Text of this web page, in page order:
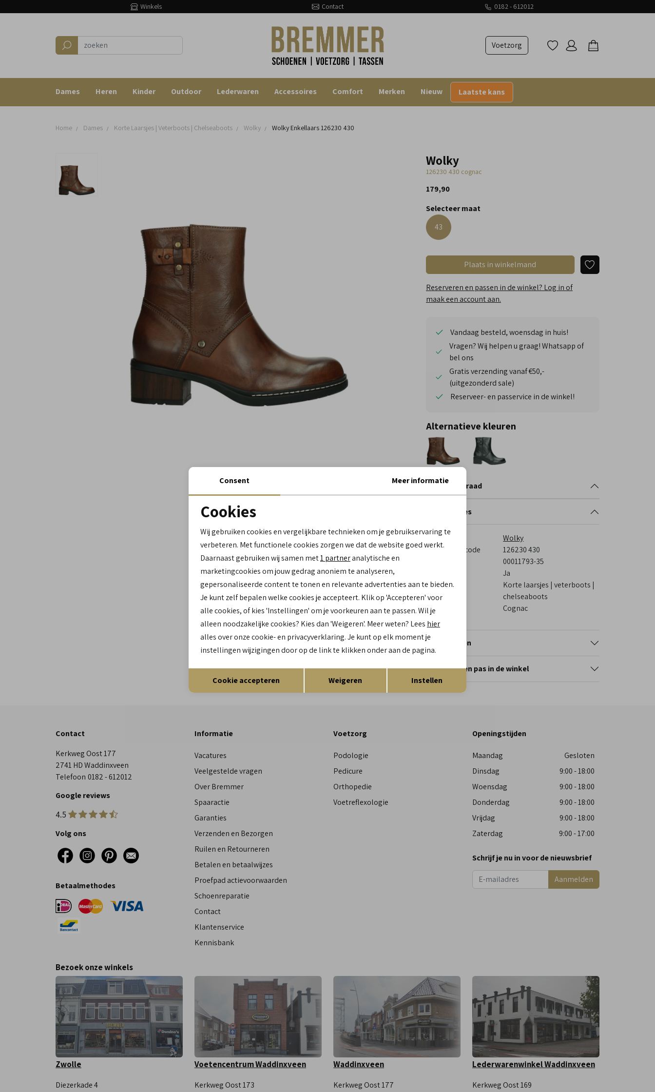
Winkels Contact 0182 - 612012
Voetzorg
Dames Heren Kinder Outdoor Lederwaren Accessoires Comfort Merken Nieuw Laatste kans
Home Dames Korte Laarsjes | Veterboots | Chelseaboots Wolky Wolky Enkellaars126230 430
Wolky
126230 430 cognac
179,90
Selecteer maat
43
Plaats in winkelmand
Reserveren en passen in de winkel? Log in of
maak een account aan.
Vandaag besteld, woensdag in huis!
Vragen? Wij helpen u graag! Whatsapp of
bel ons
Gratis verzending vanaf €50,-
(uitgezonderd sale)
Reserveer- en passervice in de winkel!
Alternatieve kleuren
Winkelvoorraad
Specificaties
Merk
Wolky
Leveranciercode
126230 430
00011793-35
Ja
Categorie
Korte laarsjes | veterboots |
chelseaboots
Kleur
Cognac
Retourneren
Reserveer en pas in de winkel
Contact
Kerkweg Oost 177
2741 HD Waddinxveen
Telefoon 0182 - 612012
Google reviews
4.5
Volg ons
Betaalmethodes
Informatie
Vacatures
Veelgestelde vragen
Over Bremmer
Spaaractie
Garanties
Verzenden en Bezorgen
Ruilen en Retourneren
Betalen en betaalwijzes
Proefpad actievoorwaarden
Schoenreparatie
Contact
Klantenservice
Kennisbank
Voetzorg
Podologie
Pedicure
Orthopedie
Voetreflexologie
Openingstijden
Maandag
Gesloten
Dinsdag
9:00 - 18:00
Woensdag
9:00 - 18:00
Donderdag
9:00 - 18:00
Vrijdag
9:00 - 18:00
Zaterdag
9:00 - 17:00
Schrijf je nu in voor de nieuwsbrief
Aanmelden
Bezoek onze winkels
Zwolle
Diezerkade 4
Voetencentrum Waddinxveen
Kerkweg Oost 173
Waddinxveen
Kerkweg Oost 177
Lederwarenwinkel Waddinxveen
Kerkweg Oost 169
Noodzakelijke cookies
Analytische cookies Marketing cookies
Terug Opslaan
Consent Meer informatie
Cookies
Wij gebruiken cookies en vergelijkbare technieken om je gebruikservaring te
verbeteren. Met functionele cookies zorgen we dat de website goed werkt.
Daarnaast gebruiken wij samen met1 partneranalytische en
marketingcookies om jouw gedrag anoniem te analyseren,
gepersonaliseerde content te tonen en relevante advertenties aan te bieden.
Je kunt zelf bepalen welke cookies je accepteert. Klik op 'Accepteren' voor
alle cookies, of kies 'Instellingen' om je voorkeuren aan te passen. Wil je
alleen noodzakelijke cookies? Kies dan 'Weigeren'. Meer weten? Lees hier
alles over onze cookie- en privacyverklaring. Je kunt op elk moment je
instellingen wijzigingen door op de link te klikken onder aan de pagina.
Cookie accepteren Weigeren Instellen